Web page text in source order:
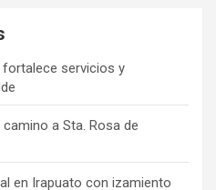
servicios y
a Sta. Rosa de
en Irapuato con izamiento